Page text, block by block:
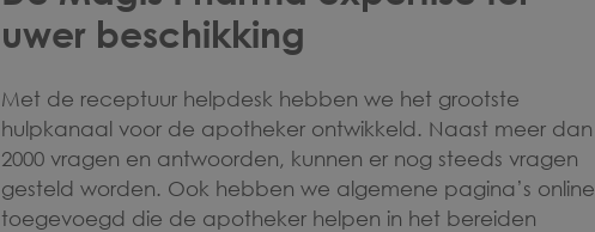
uwer beschikking
Met de receptuur helpdesk hebben we het grootste
hulpkanaal voor de apotheker ontwikkeld. Naast meer dan
2000 vragen en antwoorden, kunnen er nog steeds vragen
gesteld worden. Ook hebben we algemene pagina’s online
toegevoegd die de apotheker helpen in het bereiden